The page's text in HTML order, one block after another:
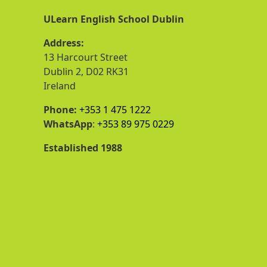
ULearn English School Dublin
Address:
13 Harcourt Street
Dublin 2, D02 RK31
Ireland
Phone: +353 1 475 1222
WhatsApp: +353 89 975 0229
Established 1988